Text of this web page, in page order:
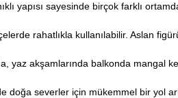
yapısı sayesinde birçok farklı
rahatlıkla kullanılabilir. Aslan
yaz akşamlarında balkonda mangal
doğa severler için mükemmel bir yol